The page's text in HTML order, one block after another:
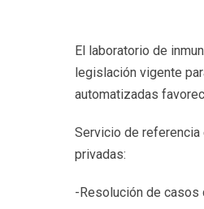
El laboratorio de
legislación vigente
automatizadas
Servicio de
privadas:
-Resolución de